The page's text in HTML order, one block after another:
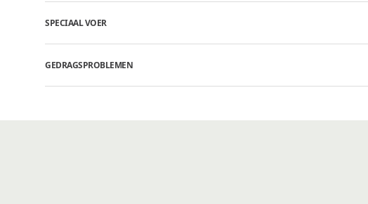
SPECIAAL VOER
GEDRAGSPROBLEMEN